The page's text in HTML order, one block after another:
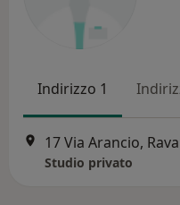
Indirizzo 1
17 Via Arancio,
Studio privato